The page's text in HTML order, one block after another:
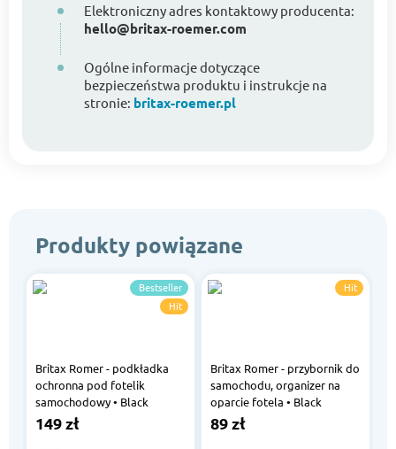
Elektroniczny adres kontaktowy producenta:
hello@britax-roemer.com
Ogólne informacje dotyczące
bezpieczeństwa produktu i instrukcje na
stronie: britax-roemer.pl
Produkty powiązane
Bestseller
Hit
Britax Romer - podkładka
ochronna pod fotelik
samochodowy • Black
149 zł
Hit
Britax Romer - przybornik do
samochodu, organizer na
oparcie fotela • Black
89 zł